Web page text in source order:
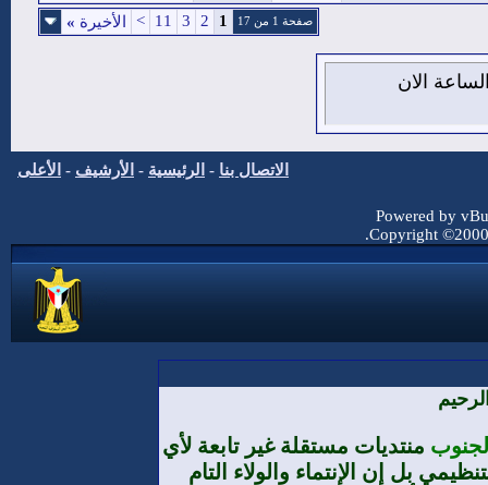
صفحة 1 من 17 1
2
3
11
> الأخيرة »
10 من اغسطس 2026 , الساعة الان
الاتصال بنا - الرئيسية - الأرشيف - الأعلى
Powered by
Copyright
منتديات مستقلة غير تابعة لأي
بل إن الإنتماء والولاء التام